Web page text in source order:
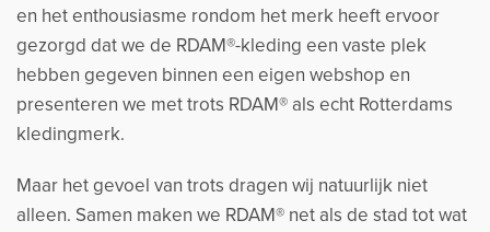
en het enthousiasme rondom het merk heeft ervoor
gezorgd dat we de RDAM®-kleding een vaste plek
hebben gegeven binnen een eigen webshop en
presenteren we met trots RDAM® als echt Rotterdams
kledingmerk.
Maar het gevoel van trots dragen wij natuurlijk niet
alleen. Samen maken we RDAM® net als de stad tot wat